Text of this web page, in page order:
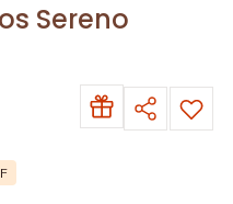
Sereno